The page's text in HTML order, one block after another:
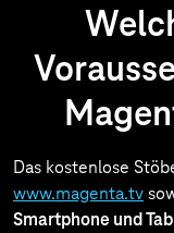
Das kostenlose
www.magenta.tv
Smartphone und